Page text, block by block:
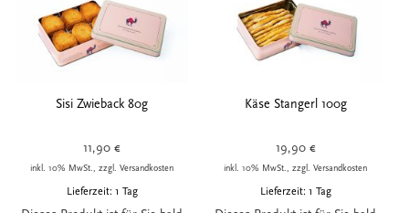
HINZUFÜGEN HINZUFÜGEN
Sisi Zwieback 80g
11,90 €
inkl. 10% MwSt., zzgl. Versandkosten
Lieferzeit: 1 Tag
Käse Stangerl 100g
19,90 €
inkl. 10% MwSt., zzgl. Versandkosten
Lieferzeit: 1 Tag